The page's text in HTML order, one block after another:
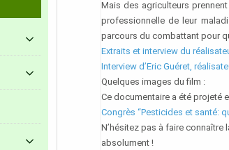
Mais des agriculteurs
professionnelle de leur
parcours du combattant pour
Extraits et interview du
Interview d’Eric Guéret,
Quelques images du film :
Ce documentaire a été projeté
Congrès “Pesticides et santé:
N’hésitez pas à faire
absolument !